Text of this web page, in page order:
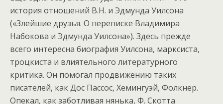
история отношений В.Н. и Эдмунда Уилсона
(«Злейшие друзья. О переписке Владимира
Набокова и Эдмунда Уилсона»). Здесь прежде
всего интересна биография Уилсона, марксиста,
троцкиста и влиятельного литературного
критика. Он помогал продвижению таких
писателей, как Дос Пассос, Хемингуэй, Фолкнер.
Опекал, как заботливая нянька, Ф. Скотта